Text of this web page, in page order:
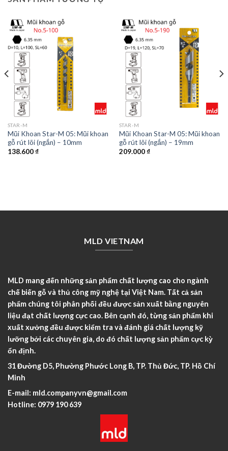
STAR-M
Mũi Khoan Star-M 05: Mũi khoan
gỗ rút lõi (ngắn) – 10mm
138.600₫
STAR-M
Mũi Khoan Star-M 05: Mũi khoan
gỗ rút lõi (ngắn) – 19mm
209.000₫
MLD VIETNAM
MLD mang đến những sản phẩm chất lượng cao cho ngành
chế biến gỗ và thủ công mỹ nghệ tại Việt Nam. Tất cả sản
phẩm chúng tôi phân phối đều được sản xuất bằng nguyên
liệu đạt chất lượng cực cao. Bên cạnh đó, từng sản phẩm khi
xuất xưởng đều được kiểm tra và đánh giá chất lượng kỹ
lưỡng bởi các chuyên gia, do đó chất lượng sản phẩm cực kỳ
ổn định.
31 Đường D5, Phường Phước Long B, TP. Thủ Đức, TP. Hồ Chí
Minh
E-mail: mld.companyvn@gmail.com
Hotline: 0979 190 639